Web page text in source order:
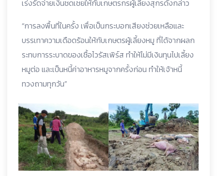
เร่งรัดจ่ายเงินชดเชยให้กับเกษตรกรผู้เลี้ยงสุกรดังกล่าว
“การลงพื้นที่ในครั้ง เพื่อเป็นกระบอกเสียงช่วยเหลือและ
บรรเทาความเดือดร้อนให้กับเกษตรผู้เลี้ยงหมู ที่ได้จากผลก
ระทบการระบาดของเชื้อไวรัสเพิร์ส ทำให้ไม่มีเงินทุนไปเลี้ยง
หมูต่อ และเป็นหนี้ค่าอาหารหมูจากครั้งก่อน ทำให้เจ้าหนี้
ทวงถามทุกวัน”